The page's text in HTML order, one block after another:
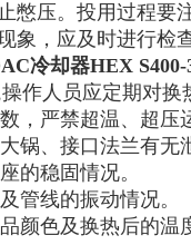
憋压。投用过程要
象，应及时进行检查
冷却器HEX S400-
作人员应定期对换
，严禁超温、超压
锅、接口法兰有无
的稳固情况。
管线的振动情况。
颜色及换热后的温